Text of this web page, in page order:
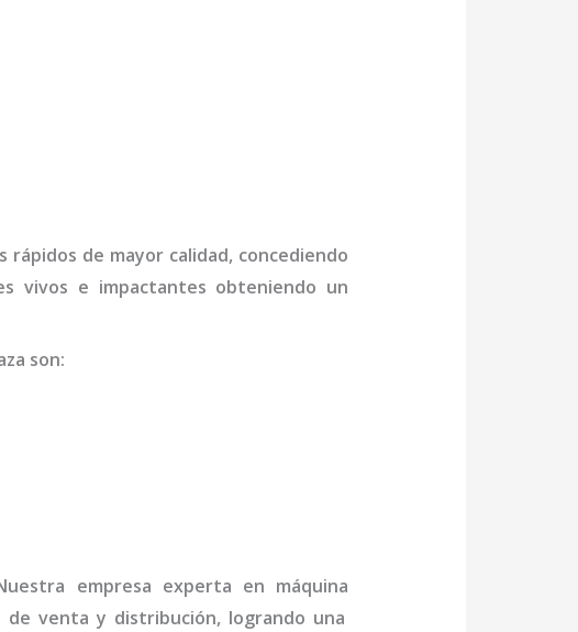
rápidos de mayor calidad, concediendo
vivos e impactantes obteniendo un
son:
empresa experta en máquina
de venta y distribución, logrando una